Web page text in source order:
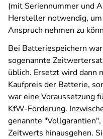
(mit Seriennummer und
Hersteller notwendig,
Anspruch nehmen zu
Bei Batteriespeichern
sogenannte
üblich. Ersetzt wird dann
Kaufpreis der Batterie,
war eine Voraussetzung
KfW-Förderung.
genannte
Zeitwerts hinausgehen.